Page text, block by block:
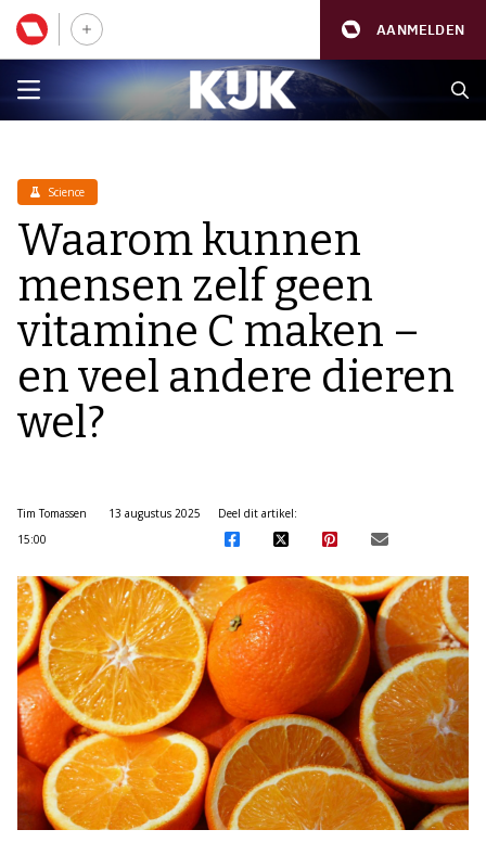
AANMELDEN
Science
Waarom kunnen
mensen zelf geen
vitamine C maken –
en veel andere dieren
wel?
Tim Tomassen
13 augustus 2025
15:00
Deel dit artikel: